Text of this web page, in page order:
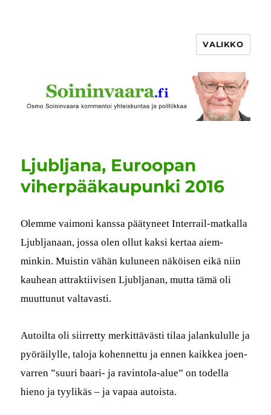
VALIKKO
Ljubljana, Euroopan
viherpääkaupunki 2016
Olemme vai­moni kanssa pää­tyneet Inter­rail-matkalla
Ljubl­janaan, jos­sa olen ollut kak­si ker­taa aiem­
minkin. Muistin vähän kuluneen näköisen eikä niin
kauhean attrak­ti­ivisen Ljubl­janan, mut­ta tämä oli
muut­tunut valtavasti.
Autoil­ta oli siir­ret­ty merkit­tävästi tilaa jalanku­l­ulle ja
pyöräi­lylle, talo­ja kohen­net­tu ja ennen kaikkea joen­
var­ren ”suuri baari- ja rav­in­to­la-alue” on todel­la
hieno ja tyy­likäs – ja vapaa autoista.